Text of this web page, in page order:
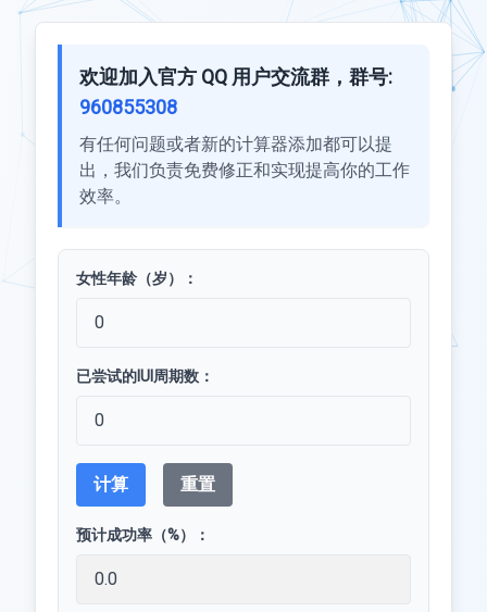
欢迎加入官方 QQ 用户交流群，群号:
960855308
有任何问题或者新的计算器添加都可以提
出，我们负责免费修正和实现提高你的工作
效率。
女性年龄（岁）：
已尝试的IUI周期数：
计算 重置
预计成功率（%）：